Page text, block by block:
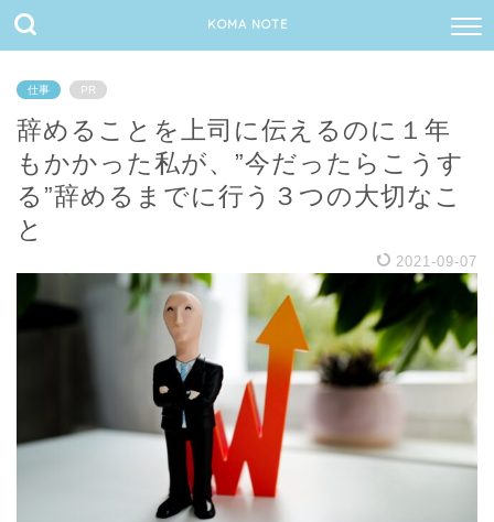
KOMA NOTE
仕事 PR
辞めることを上司に伝えるのに１年
もかかった私が、”今だったらこうす
る”辞めるまでに行う３つの大切なこ
と
2021-09-07